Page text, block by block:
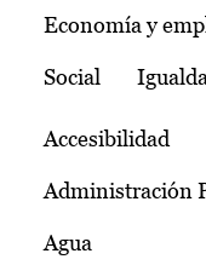
Temas
Economía y
Social
Accesibilidad
Administración
Agua